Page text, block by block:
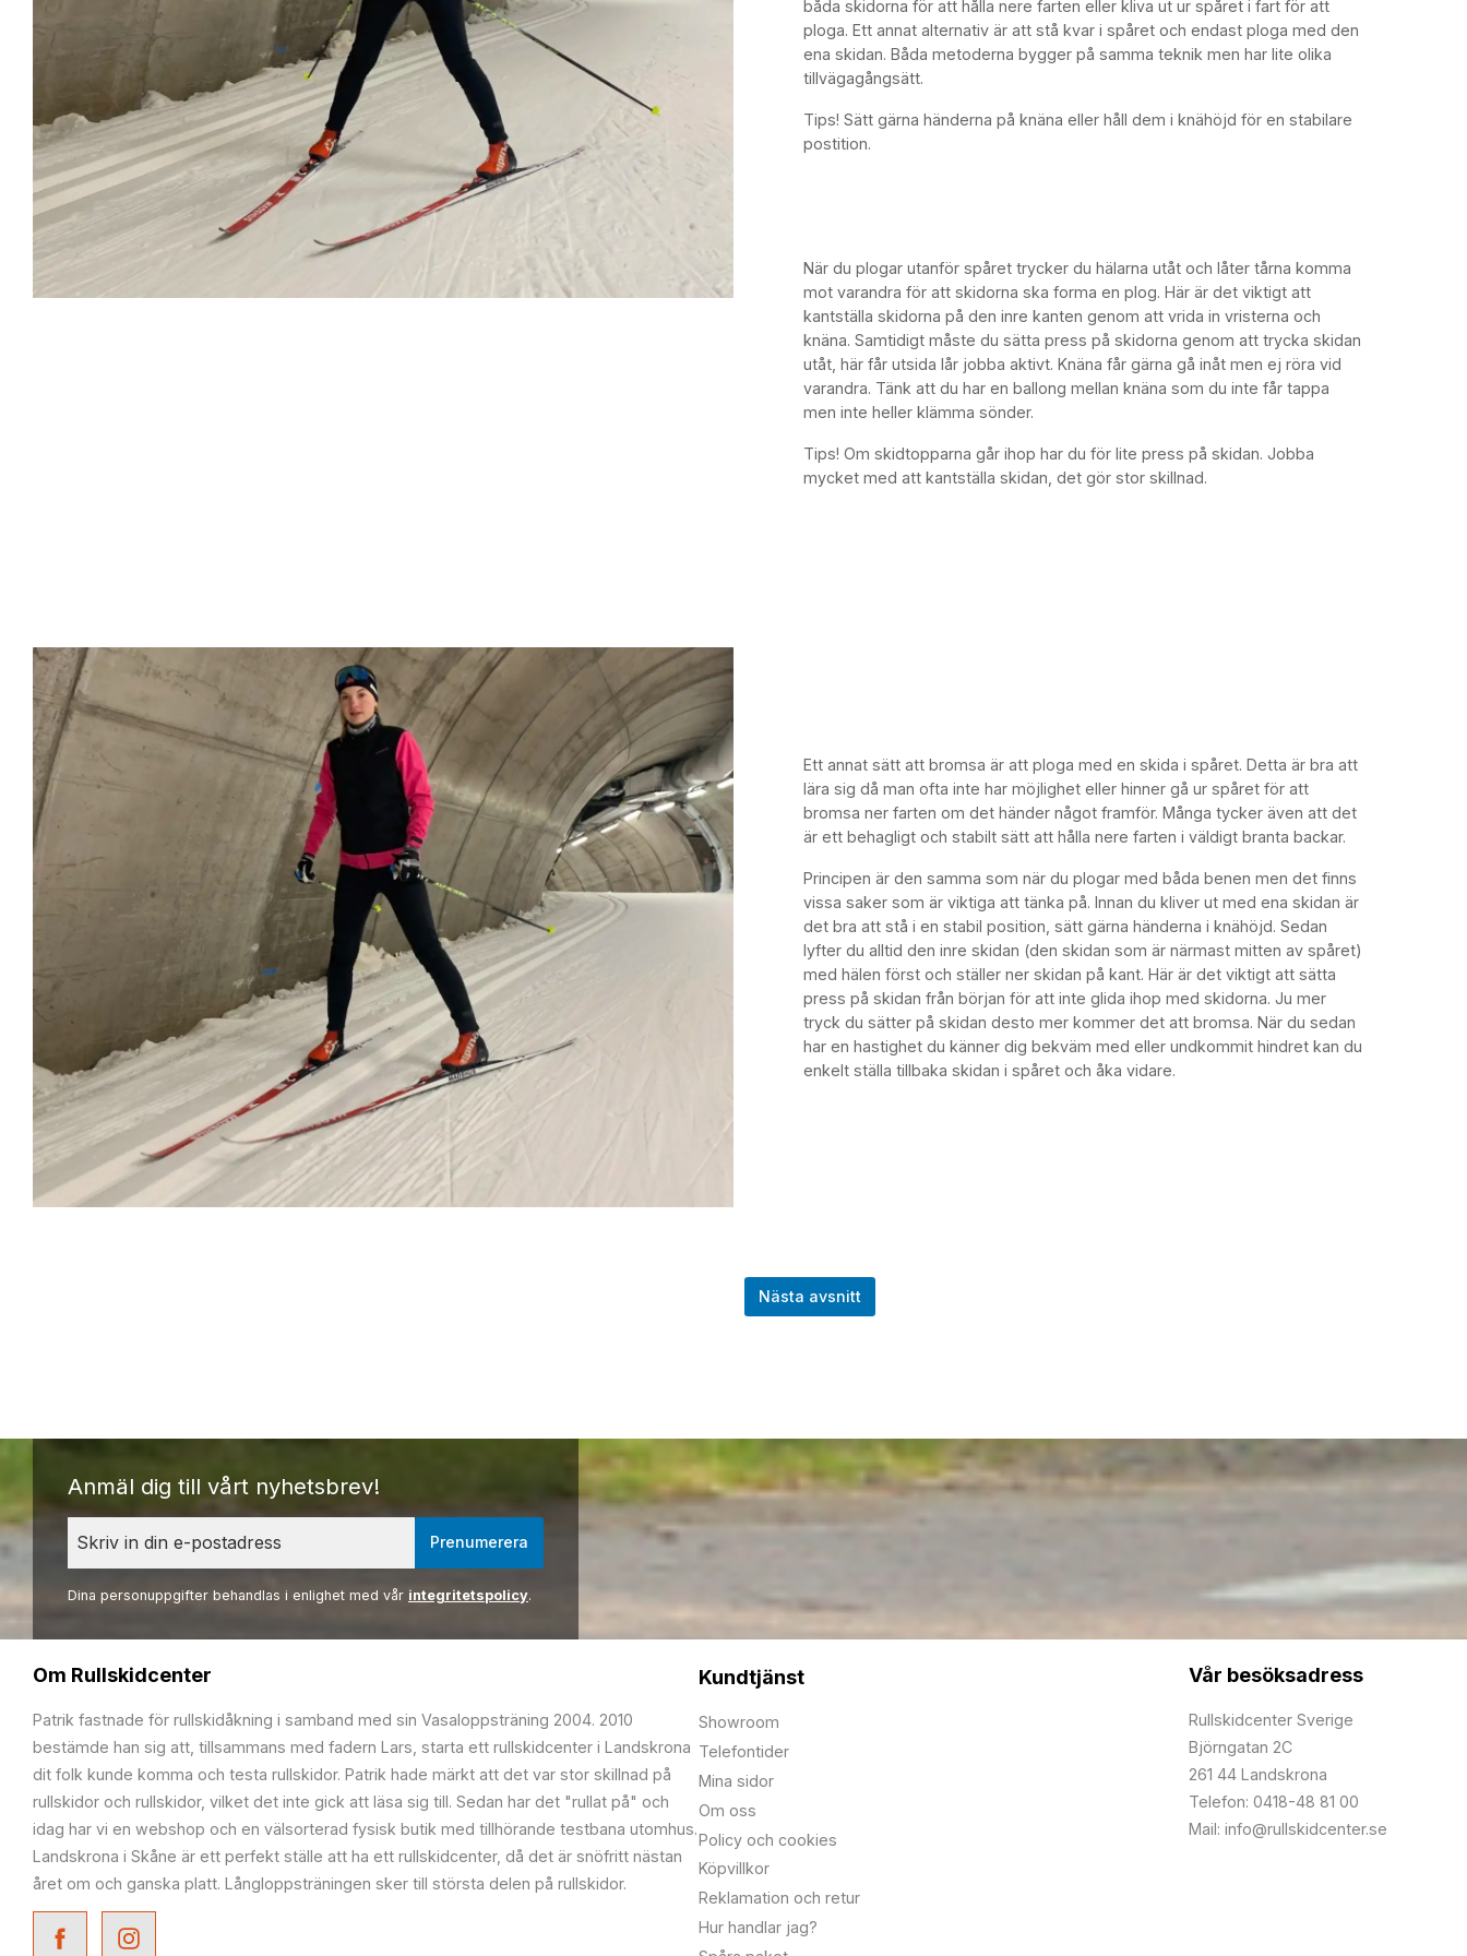
båda skidorna för att hålla nere farten eller kliva ut ur spåret i fart för att
ploga. Ett annat alternativ är att stå kvar i spåret och endast ploga med den
ena skidan. Båda metoderna bygger på samma teknik men har lite olika
tillvägagångsätt.
Tips! Sätt gärna händerna på knäna eller håll dem i knähöjd för en stabilare
postition.
När du plogar utanför spåret trycker du hälarna utåt och låter tårna komma
mot varandra för att skidorna ska forma en plog. Här är det viktigt att
kantställa skidorna på den inre kanten genom att vrida in vristerna och
knäna. Samtidigt måste du sätta press på skidorna genom att trycka skidan
utåt, här får utsida lår jobba aktivt. Knäna får gärna gå inåt men ej röra vid
varandra. Tänk att du har en ballong mellan knäna som du inte får tappa
men inte heller klämma sönder.
Tips! Om skidtopparna går ihop har du för lite press på skidan. Jobba
mycket med att kantställa skidan, det gör stor skillnad.
Ett annat sätt att bromsa är att ploga med en skida i spåret. Detta är bra att
lära sig då man ofta inte har möjlighet eller hinner gå ur spåret för att
bromsa ner farten om det händer något framför. Många tycker även att det
är ett behagligt och stabilt sätt att hålla nere farten i väldigt branta backar.
Principen är den samma som när du plogar med båda benen men det finns
vissa saker som är viktiga att tänka på. Innan du kliver ut med ena skidan är
det bra att stå i en stabil position, sätt gärna händerna i knähöjd. Sedan
lyfter du alltid den inre skidan (den skidan som är närmast mitten av spåret)
med hälen först och ställer ner skidan på kant. Här är det viktigt att sätta
press på skidan från början för att inte glida ihop med skidorna. Ju mer
tryck du sätter på skidan desto mer kommer det att bromsa. När du sedan
har en hastighet du känner dig bekväm med eller undkommit hindret kan du
enkelt ställa tillbaka skidan i spåret och åka vidare.
Nästa avsnitt
Anmäl dig till vårt nyhetsbrev!
Prenumerera
Dina personuppgifter behandlas i enlighet med vår integritetspolicy.
Om Rullskidcenter
Patrik fastnade för rullskidåkning i samband med sin Vasaloppsträning 2004. 2010
bestämde han sig att, tillsammans med fadern Lars, starta ett rullskidcenter i Landskrona
dit folk kunde komma och testa rullskidor. Patrik hade märkt att det var stor skillnad på
rullskidor och rullskidor, vilket det inte gick att läsa sig till. Sedan har det "rullat på" och
idag har vi en webshop och en välsorterad fysisk butik med tillhörande testbana utomhus.
Landskrona i Skåne är ett perfekt ställe att ha ett rullskidcenter, då det är snöfritt nästan
året om och ganska platt. Långloppsträningen sker till största delen på rullskidor.
Kundtjänst
Showroom
Telefontider
Mina sidor
Om oss
Policy och cookies
Köpvillkor
Reklamation och retur
Hur handlar jag?
Vår besöksadress
Rullskidcenter Sverige
Björngatan 2C
261 44 Landskrona
Telefon: 0418-48 81 00
Mail: info@rullskidcenter.se